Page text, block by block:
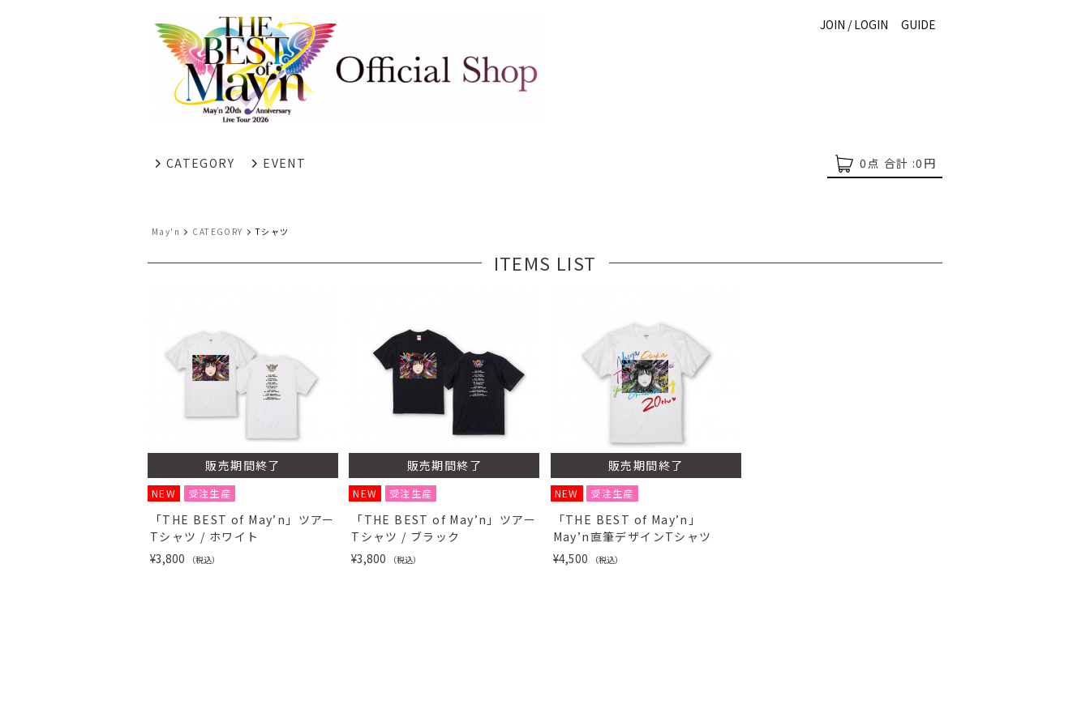
JOIN / LOGIN GUIDE
CATEGORY EVENT 0 点 合計 :0 円
May'n CATEGORY Tシャツ
ITEMS LIST
販売期間終了
NEW 受注生産
「THE BEST of May’n」ツアー
Tシャツ / ホワイト
¥3,800
（税込）
販売期間終了
NEW 受注生産
「THE BEST of May’n」ツアー
Tシャツ / ブラック
¥3,800
（税込）
販売期間終了
NEW 受注生産
「THE BEST of May’n」
May’n直筆デザインTシャツ
¥4,500
（税込）